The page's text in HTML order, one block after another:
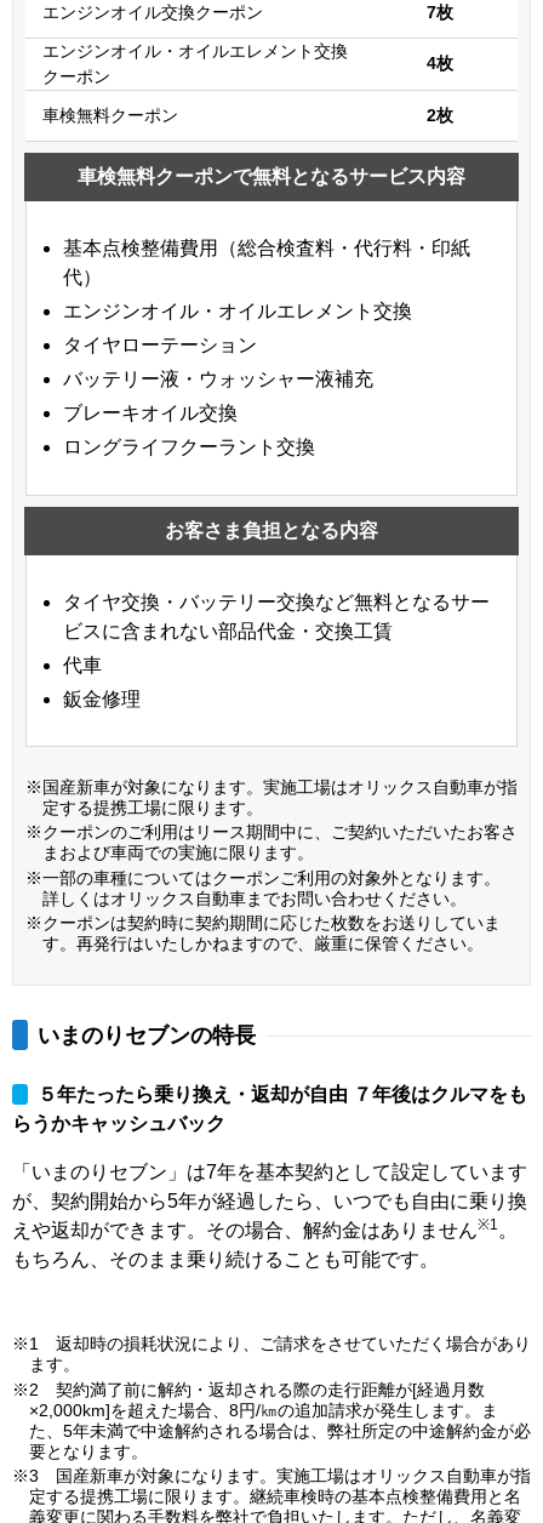
エンジンオイル交換クーポン
7枚
エンジンオイル・オイルエレメント交換
クーポン
4枚
車検無料クーポン 2枚
車検無料クーポンで無料となるサービス内容
基本点検整備費用（総合検査料・代行料・印紙
代）
エンジンオイル・オイルエレメント交換
タイヤローテーション
バッテリー液・ウォッシャー液補充
ブレーキオイル交換
ロングライフクーラント交換
お客さま負担となる内容
タイヤ交換・バッテリー交換など無料となるサー
ビスに含まれない部品代金・交換工賃
代車
鈑金修理
※国産新車が対象になります。実施工場はオリックス自動車が指
定する提携工場に限ります。
※クーポンのご利用はリース期間中に、ご契約いただいたお客さ
まおよび車両での実施に限ります。
※一部の車種についてはクーポンご利用の対象外となります。
詳しくはオリックス自動車までお問い合わせください。
※クーポンは契約時に契約期間に応じた枚数をお送りしていま
す。再発行はいたしかねますので、厳重に保管ください。
いまのりセブンの特長
５年たったら乗り換え・返却が自由 ７年後はクルマをも
らうかキャッシュバック
「いまのりセブン」は7年を基本契約として設定しています
が、契約開始から5年が経過したら、いつでも自由に乗り換
えや返却ができます。その場合、解約金はありません※1。
もちろん、そのまま乗り続けることも可能です。
※1 返却時の損耗状況により、ご請求をさせていただく場合があり
ます。
※2 契約満了前に解約・返却される際の走行距離が[経過月数
×2,000km]を超えた場合、8円/㎞の追加請求が発生します。ま
た、5年未満で中途解約される場合は、弊社所定の中途解約金が必
要となります。
※3 国産新車が対象になります。実施工場はオリックス自動車が指
定する提携工場に限ります。継続車検時の基本点検整備費用と名
義変更に関わる手数料を弊社で負担いたします。ただし、名義変